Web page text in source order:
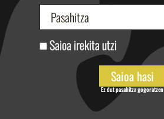
Saioa irekita utzi
Ez dut pasahitza gogoratzen